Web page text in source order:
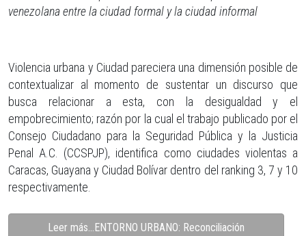
venezolana entre la ciudad formal y la ciudad informal
Violencia urbana y Ciudad pareciera una dimensión posible de
contextualizar al momento de sustentar un discurso que
busca relacionar a esta, con la desigualdad y el
empobrecimiento; razón por la cual el trabajo publicado por el
Consejo Ciudadano para la Seguridad Pública y la Justicia
Penal A.C. (CCSPJP), identifica como ciudades violentas a
Caracas, Guayana y Ciudad Bolívar dentro del ranking 3, 7 y 10
respectivamente.
Leer más…ENTORNO URBANO: Reconciliación